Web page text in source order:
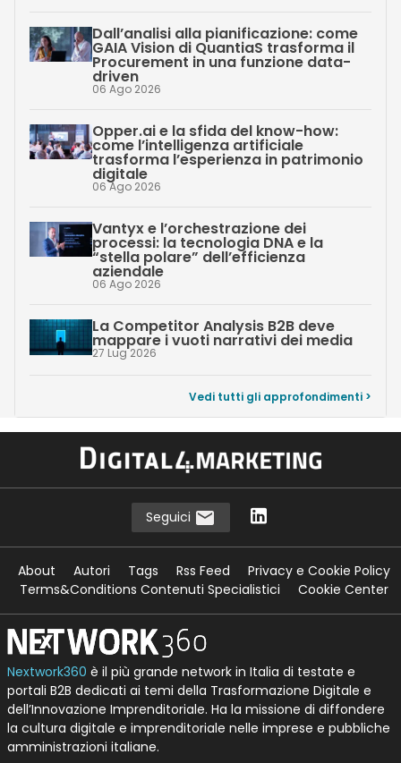
Dall’analisi alla pianificazione: come
GAIA Vision di QuantiaS trasforma il
Procurement in una funzione data-
driven
06 Ago 2026
Opper.ai e la sfida del know-how:
come l’intelligenza artificiale
trasforma l’esperienza in patrimonio
digitale
06 Ago 2026
Vantyx e l’orchestrazione dei
processi: la tecnologia DNA e la
“stella polare” dell’efficienza
aziendale
06 Ago 2026
La Competitor Analysis B2B deve
mappare i vuoti narrativi dei media
27 Lug 2026
Vedi tutti gli approfondimenti >
Seguici
About Autori Tags Rss Feed
Privacy e Cookie Policy
Terms&Conditions Contenuti Specialistici
Cookie Center
Nextwork360 è il più grande network in Italia di testate e
portali B2B dedicati ai temi della Trasformazione Digitale e
dell’Innovazione Imprenditoriale. Ha la missione di diffondere
la cultura digitale e imprenditoriale nelle imprese e pubbliche
amministrazioni italiane.